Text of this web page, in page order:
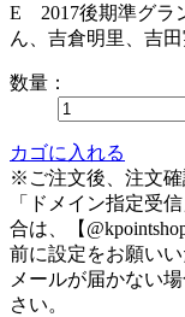
E 2017後期準グラ
ん、吉倉明里、吉
数量：
カゴに入れる
※ご注文後、注文確
「ドメイン指定受
合は、【
前に設定をお願いい
メールが届かない
さい。